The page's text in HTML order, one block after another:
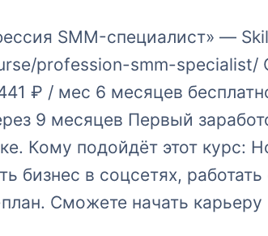
SMM-специалист» —
profession-smm-specialist/
₽ / мес 6 месяцев
9 месяцев Первый
Кому подойдёт этот курс:
бизнес в соцсетях,
план. Сможете начать